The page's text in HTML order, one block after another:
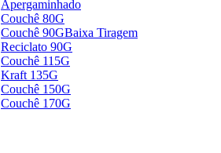
Apergaminhado
Couchê 80G
Couchê 90GBaixa Tiragem
Reciclato 90G
Couchê 115G
Kraft 135G
Couchê 150G
Couchê 170G